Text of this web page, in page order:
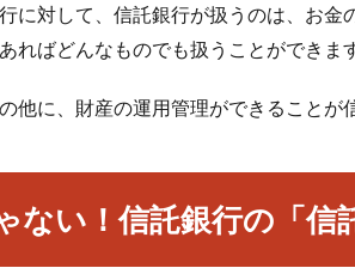
に対して、信託銀行が扱うのは、お金
ればどんなものでも扱うことができま
他に、財産の運用管理ができることが
ない！信託銀行の「信